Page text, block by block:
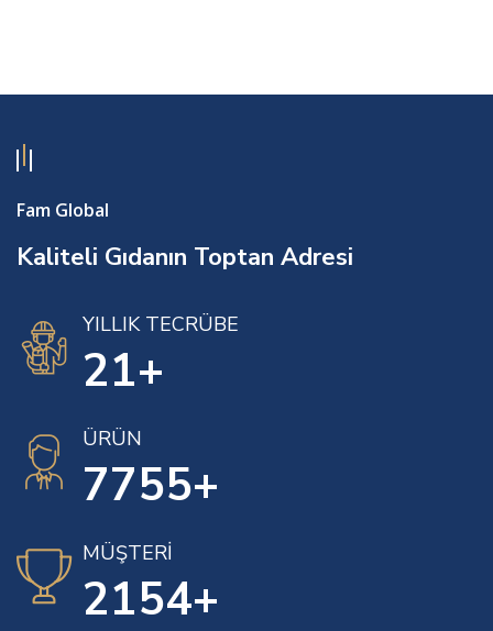
Fam Global
Kaliteli Gıdanın Toptan Adresi
YILLIK TECRÜBE
24+
ÜRÜN
9000+
MÜŞTERİ
2500+